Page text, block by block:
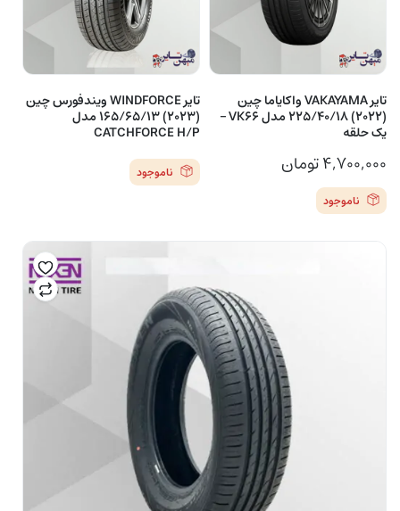
تایر VAKAYAMA واکایاما چین
(2022) 225/40/18 مدل VK66 –
یک حلقه
۴,۷۰۰,۰۰۰تومان
ناموجود
تایر WINDFORCE ویندفورس چین
(2023) 165/65/13 مدل
CATCHFORCE H/P
ناموجود